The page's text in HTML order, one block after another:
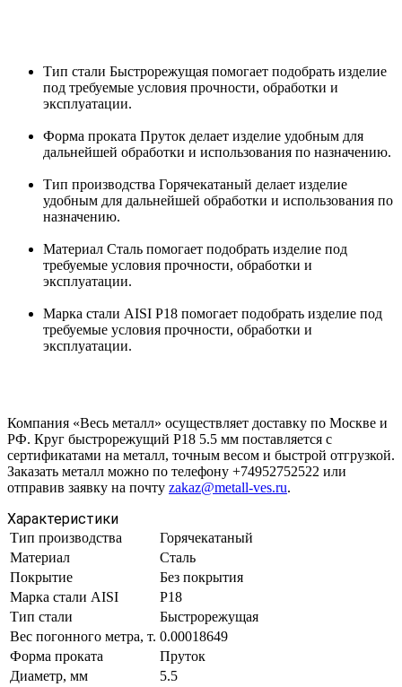
Тип стали Быстрорежущая помогает подобрать изделие
под требуемые условия прочности, обработки и
эксплуатации.
Форма проката Пруток делает изделие удобным для
дальнейшей обработки и использования по назначению.
Тип производства Горячекатаный делает изделие
удобным для дальнейшей обработки и использования по
назначению.
Материал Сталь помогает подобрать изделие под
требуемые условия прочности, обработки и
эксплуатации.
Марка стали AISI Р18 помогает подобрать изделие под
требуемые условия прочности, обработки и
эксплуатации.
Компания «Весь металл» осуществляет доставку по Москве и
РФ. Круг быстрорежущий Р18 5.5 мм поставляется с
сертификатами на металл, точным весом и быстрой отгрузкой.
Заказать металл можно по телефону +74952752522 или
отправив заявку на почту zakaz@metall-ves.ru.
Характеристики
Тип производства
Горячекатаный
Материал
Сталь
Покрытие
Без покрытия
Марка стали AISI
Р18
Тип стали
Быстрорежущая
Вес погонного метра, т. 0.00018649
Форма проката
Пруток
Диаметр, мм
5.5